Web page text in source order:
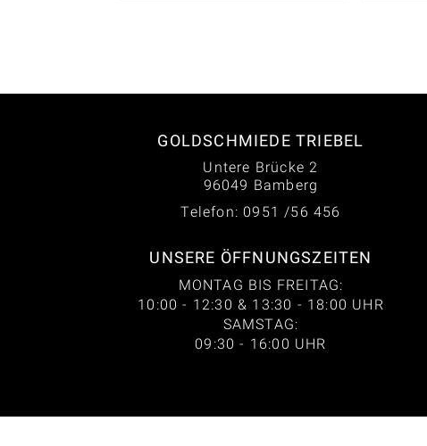
GOLDSCHMIEDE TRIEBEL
Untere Brücke 2
96049 Bamberg
Telefon: 0951 /56 456
UNSERE ÖFFNUNGSZEITEN
MONTAG BIS FREITAG:
10:00 - 12:30 & 13:30 - 18:00 UHR
SAMSTAG:
09:30 - 16:00 UHR